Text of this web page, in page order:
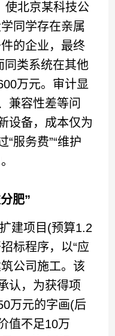
使北京某科技公
同学存在亲属
的企业，最终
同类系统在其他
万元。审计显
兼容性差等问
设备，成本仅为
服务费”“维护
肥”
建项目(预算1.2
标程序，以“应
公司施工。该
认，为获得项
万元的字画(后
值不足10万